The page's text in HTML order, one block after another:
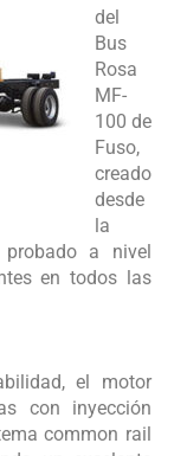
del
Bus
Rosa
MF-
100 de
Fuso,
creado
desde
la
a nivel
en todos las
el motor
con inyección
common rail